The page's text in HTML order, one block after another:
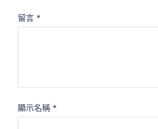
留言 *
顯示名稱 *